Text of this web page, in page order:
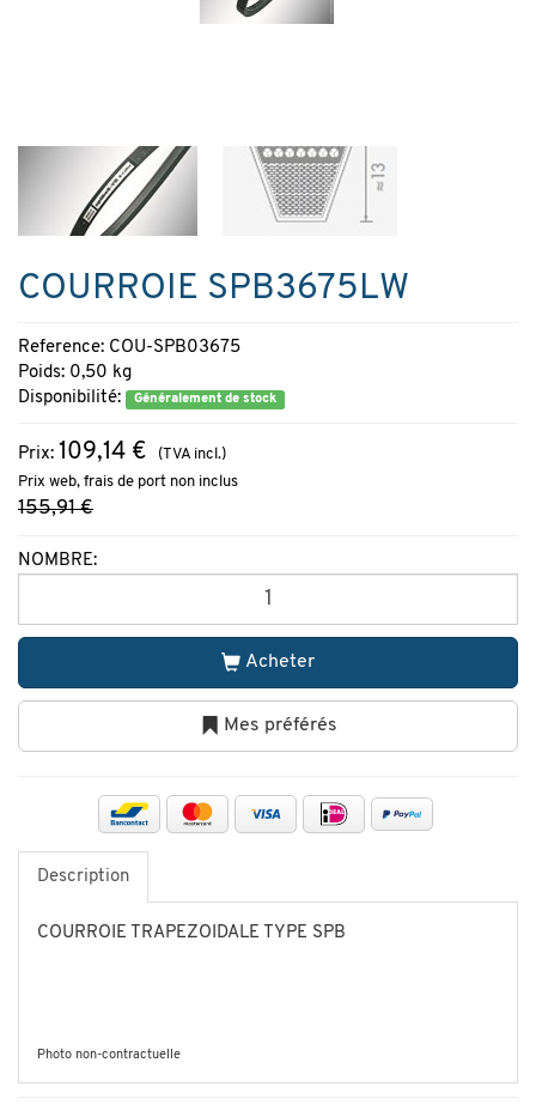
COURROIE SPB3675LW
Reference: COU-SPB03675
Poids: 0,50 kg
Disponibilité:
Généralement de stock
Prix: 109,14 €
(TVA incl.)
Prix web, frais de port non inclus
155,91 €
NOMBRE:
Acheter
Mes préférés
Description
COURROIE TRAPEZOIDALE TYPE SPB
Photo non-contractuelle